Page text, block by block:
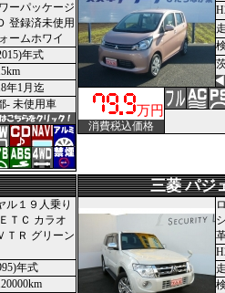
ーパッケージ
登録済未使用
ームホワイ
年式
年1月迄
- 未使用車
万円
消費税込価格
ル１９人乗り
ＴＣ カラオ
ＴＲ グリーン
年式
三菱 パジ